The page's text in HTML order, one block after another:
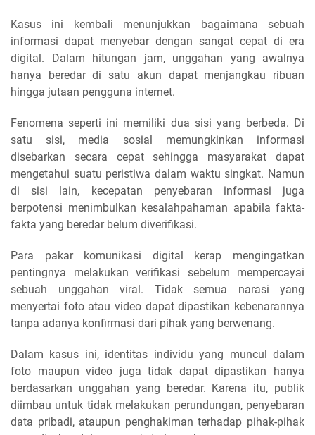
Kasus ini kembali menunjukkan bagaimana sebuah
informasi dapat menyebar dengan sangat cepat di era
digital. Dalam hitungan jam, unggahan yang awalnya
hanya beredar di satu akun dapat menjangkau ribuan
hingga jutaan pengguna internet.
Fenomena seperti ini memiliki dua sisi yang berbeda. Di
satu sisi, media sosial memungkinkan informasi
disebarkan secara cepat sehingga masyarakat dapat
mengetahui suatu peristiwa dalam waktu singkat. Namun
di sisi lain, kecepatan penyebaran informasi juga
berpotensi menimbulkan kesalahpahaman apabila fakta-
fakta yang beredar belum diverifikasi.
Para pakar komunikasi digital kerap mengingatkan
pentingnya melakukan verifikasi sebelum mempercayai
sebuah unggahan viral. Tidak semua narasi yang
menyertai foto atau video dapat dipastikan kebenarannya
tanpa adanya konfirmasi dari pihak yang berwenang.
Dalam kasus ini, identitas individu yang muncul dalam
foto maupun video juga tidak dapat dipastikan hanya
berdasarkan unggahan yang beredar. Karena itu, publik
diimbau untuk tidak melakukan perundungan, penyebaran
data pribadi, ataupun penghakiman terhadap pihak-pihak